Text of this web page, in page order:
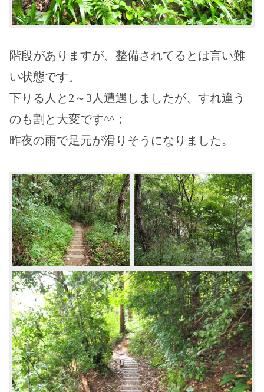
階段がありますが、整備されてるとは言い難
い状態です。
下りる人と2～3人遭遇しましたが、すれ違う
のも割と大変です^^；
昨夜の雨で足元が滑りそうになりました。